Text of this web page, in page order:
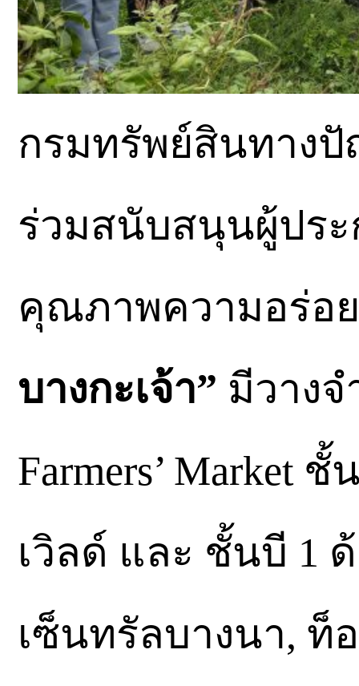
กรมทรัพย์สินทาง
ร่วมสนับสนุนผู้ประ
คุณภาพความอร่อ
บางกะเจ้า” มีวาง
Farmers’ Market
เวิลด์ และ ชั้นบี 1
เซ็นทรัลบางนา, ท็